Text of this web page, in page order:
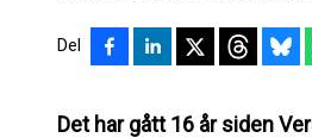
Del
Det har gått 16 år siden